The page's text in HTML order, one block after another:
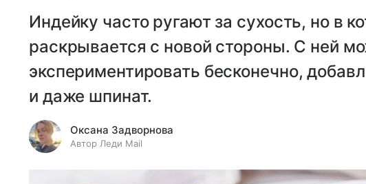
Индейку часто ругают за сухость, но в
раскрывается с новой стороны. С ней
экспериментировать бесконечно,
и даже шпинат.
Оксана Задворнова
Автор Леди Mail